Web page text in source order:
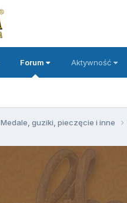
Forum Aktywność
Medale, guziki, pieczęcie i inne